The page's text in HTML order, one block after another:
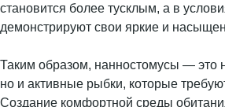
становится более тусклым, а в
демонстрируют свои яркие и
Таким образом, нанностомусы — это
но и активные рыбки, которые
Создание комфортной среды